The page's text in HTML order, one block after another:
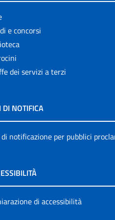
e concorsi
dei servizi a terzi
DI NOTIFICA
notificazione per pubblici
di accessibilità